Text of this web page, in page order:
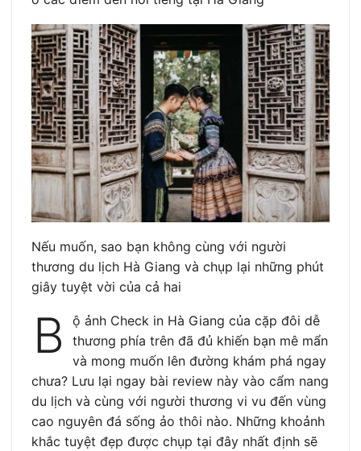
Nếu muốn, sao bạn không cùng với người
thương du lịch Hà Giang và chụp lại những phút
giây tuyệt vời của cả hai
B
ộ ảnh Check in Hà Giang của cặp đôi dễ
thương phía trên đã đủ khiến bạn mê mẩn
và mong muốn lên đường khám phá ngay
chưa? Lưu lại ngay bài review này vào cẩm nang
du lịch và cùng với người thương vi vu đến vùng
cao nguyên đá sống ảo thôi nào. Những khoảnh
khắc tuyệt đẹp được chụp tại đây nhất định sẽ